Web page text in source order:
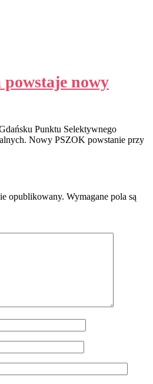
nowy
Punktu Selektywnego
Nowy PSZOK powstanie przy
opublikowany. Wymagane pola są